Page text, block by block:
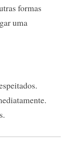
formas
uma